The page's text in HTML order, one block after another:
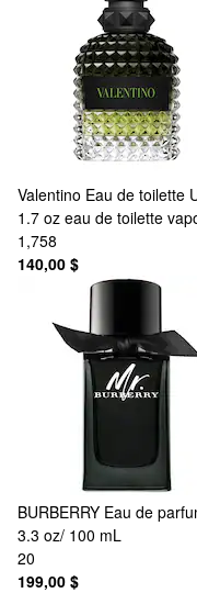
Valentino Eau de toilette
1.7 oz eau de toilette
1,758
140,00 $
BURBERRY Eau de
3.3 oz/ 100 mL
20
199,00 $